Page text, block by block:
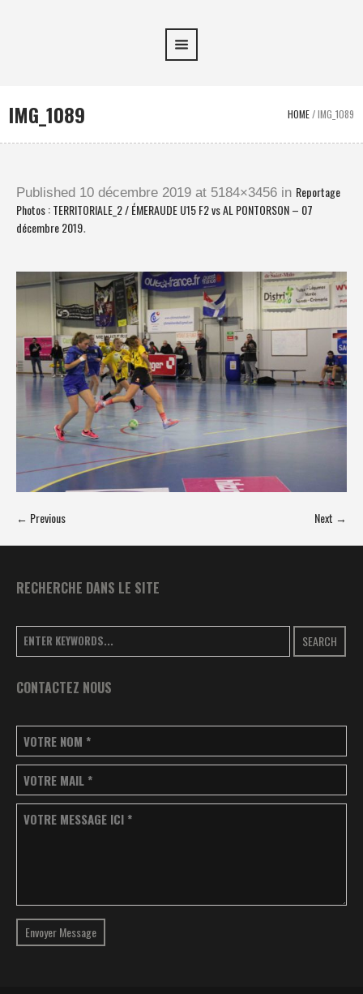
IMG_1089 HOME/IMG_1089
Published 10 décembre 2019 at 5184×3456 in Reportage
Photos : TERRITORIALE_2 / ÉMERAUDE U15 F2 vs AL PONTORSON – 07
décembre 2019.
← Previous Next →
RECHERCHE DANS LE SITE
SEARCH
CONTACTEZ NOUS
VOTRE NOM *
VOTRE MAIL *
VOTRE MESSAGE ICI *
Envoyer Message